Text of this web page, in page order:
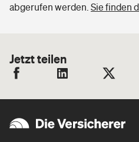
abgerufen werden. Sie finden
Jetzt teilen